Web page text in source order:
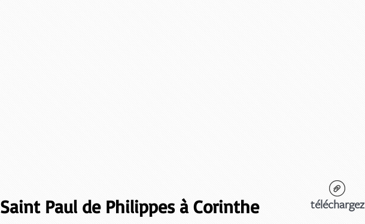
Saint Paul de Philippes à Corinthe téléchargez